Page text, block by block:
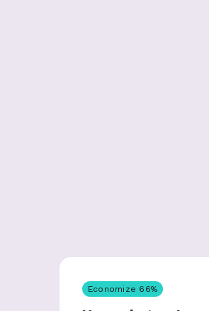
Economize 66%